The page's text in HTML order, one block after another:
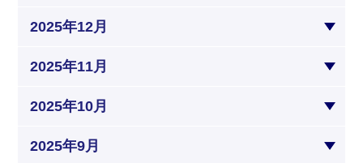
2025年12月
2025年11月
2025年10月
2025年9月